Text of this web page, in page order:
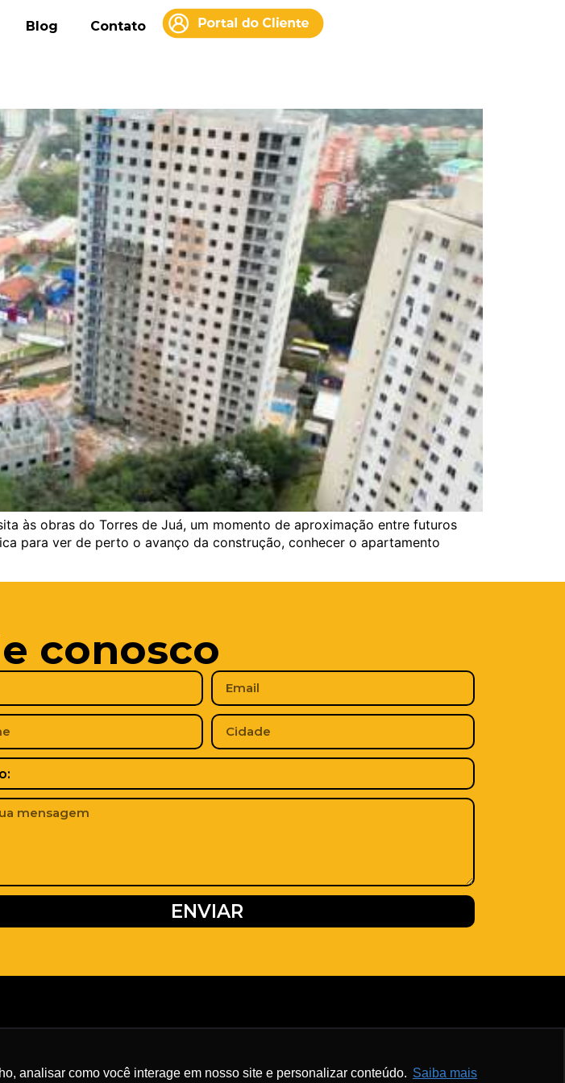
analisar como você interage em nosso site e personalizar conteúdo. Saiba mais
Blog Contato
às obras do Torres de Juá, um momento de aproximação entre futuros
para ver de perto o avanço da construção, conhecer o apartamento
conosco
ENVIAR